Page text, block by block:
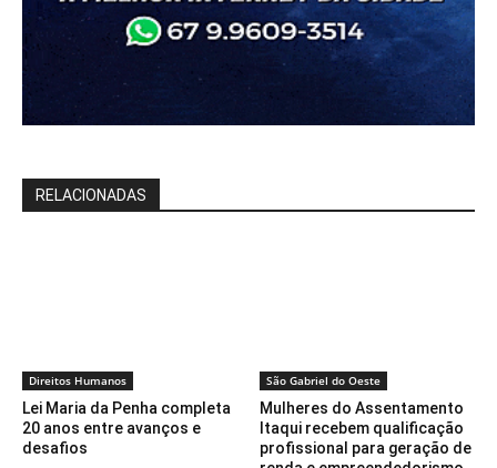
RELACIONADAS
Direitos Humanos
Lei Maria da Penha completa
20 anos entre avanços e
desafios
São Gabriel do Oeste
Mulheres do Assentamento
Itaqui recebem qualificação
profissional para geração de